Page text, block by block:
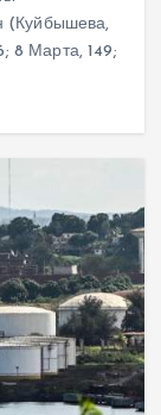
(Куйбышева,
8 Марта, 149;